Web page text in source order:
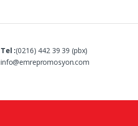
Tel :(0216) 442 39 39 (pbx)
info@emrepromosyon.com